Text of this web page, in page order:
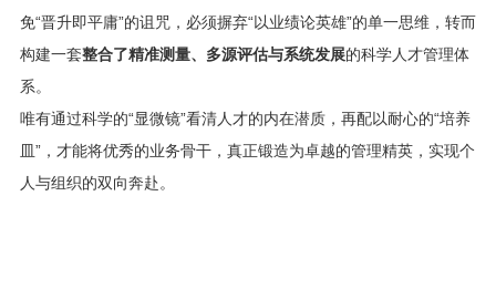
免“晋升即平庸”的诅咒，必须摒弃“以业绩论英雄”的单一思维，转而
构建一套整合了精准测量、多源评估与系统发展的科学人才管理体
系。
唯有通过科学的“显微镜”看清人才的内在潜质，再配以耐心的“培养
皿”，才能将优秀的业务骨干，真正锻造为卓越的管理精英，实现个
人与组织的双向奔赴。